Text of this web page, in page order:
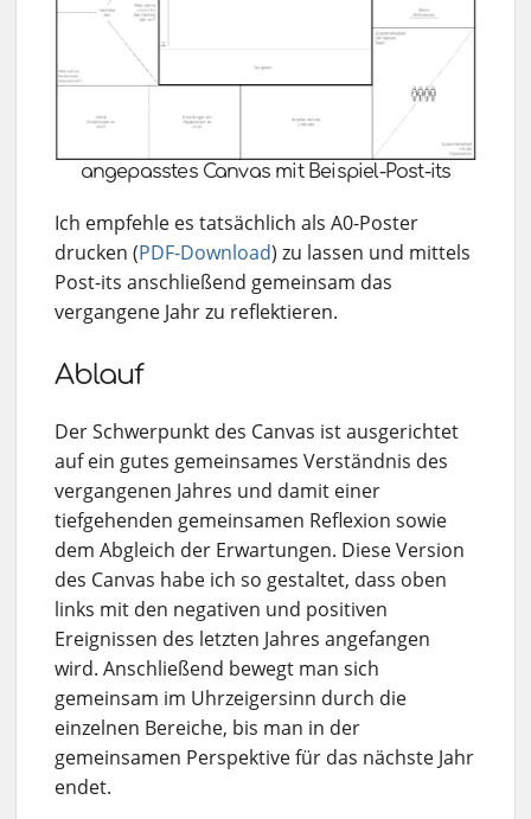
angepasstes Canvas mit Beispiel-Post-its
Ich empfehle es tatsächlich als A0-Poster
drucken (PDF-Download) zu lassen und mittels
Post-its anschließend gemeinsam das
vergangene Jahr zu reflektieren.
Ablauf
Der Schwerpunkt des Canvas ist ausgerichtet
auf ein gutes gemeinsames Verständnis des
vergangenen Jahres und damit einer
tiefgehenden gemeinsamen Reflexion sowie
dem Abgleich der Erwartungen. Diese Version
des Canvas habe ich so gestaltet, dass oben
links mit den negativen und positiven
Ereignissen des letzten Jahres angefangen
wird. Anschließend bewegt man sich
gemeinsam im Uhrzeigersinn durch die
einzelnen Bereiche, bis man in der
gemeinsamen Perspektive für das nächste Jahr
endet.